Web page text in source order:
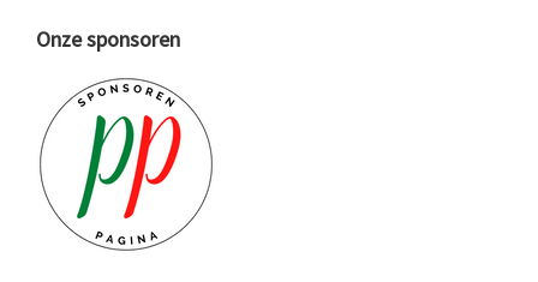
Onze sponsoren